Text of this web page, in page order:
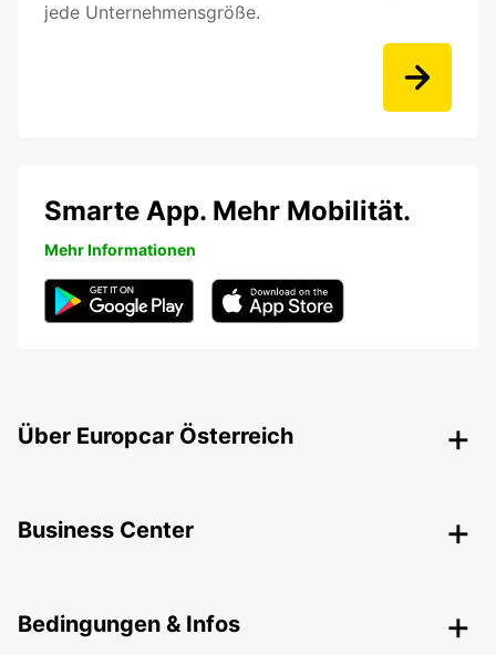
jede Unternehmensgröße.
Smarte App. Mehr Mobilität.
Mehr Informationen
Über Europcar Österreich
Business Center
Bedingungen & Infos